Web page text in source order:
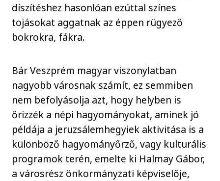
díszítéshez hasonlóan ezúttal színes
tojásokat aggatnak az éppen rügyező
bokrokra, fákra.
Bár Veszprém magyar viszonylatban
nagyobb városnak számít, ez semmiben
nem befolyásolja azt, hogy helyben is
őrizzék a népi hagyományokat, aminek jó
példája a jeruzsálemhegyiek aktivitása is a
különböző hagyományőrző, vagy kulturális
programok terén, emelte ki Halmay Gábor,
a városrész önkormányzati képviselője,